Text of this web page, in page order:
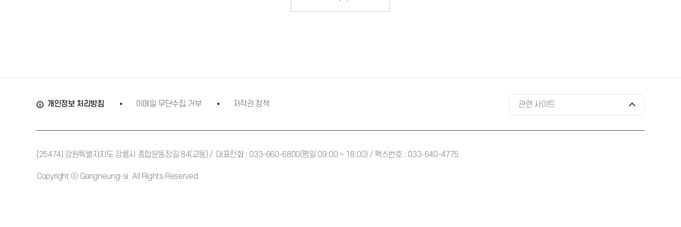
개인정보 처리방침 이메일 무단수집 거부 저작권 정책 관련 사이트
[25474] 강원특별자치도 강릉시 종합운동장길 84(교동) 대표전화 : 033-660-6800(평일 09:00 ~ 18:00) / 팩스번호 : 033-640-4775
Copyright ⓒ Gangneung-si. All Rights Reserved.